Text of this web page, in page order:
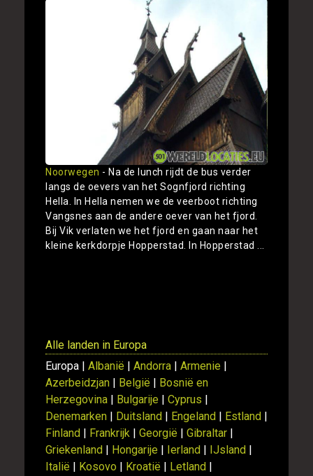
Noorwegen - Na de lunch rijdt de bus verder
langs de oevers van het Sognfjord richting
Hella. In Hella nemen we de veerboot richting
Vangsnes aan de andere oever van het fjord.
Bij Vik verlaten we het fjord en gaan naar het
kleine kerkdorpje Hopperstad. In Hopperstad ...
Alle landen in Europa
Europa | Albanië | Andorra | Armenie |
Azerbeidzjan | België | Bosnië en
Herzegovina | Bulgarije | Cyprus |
Denemarken | Duitsland | Engeland | Estland |
Finland | Frankrijk | Georgië | Gibraltar |
Griekenland | Hongarije | Ierland | IJsland |
Italië | Kosovo | Kroatië | Letland |